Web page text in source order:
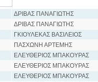
ΔΡΙΒΑΣ ΠΑΝΑΓΙΩΤΗΣ
ΔΡΙΒΑΣ ΠΑΝΑΓΙΩΤΗΣ
ΓΚΙΟΥΛΕΚΑΣ ΒΑΣΙΛΕΙΟΣ
ΠΑΣΧΩΝΗ ΑΡΤΕΜΗΣ
ΕΛΕΥΘΕΡΙΟΣ ΜΠΑΚΟΥΡΑΣ
ΕΛΕΥΘΕΡΙΟΣ ΜΠΑΚΟΥΡΑΣ
ΕΛΕΥΘΕΡΙΟΣ ΜΠΑΚΟΥΡΑΣ